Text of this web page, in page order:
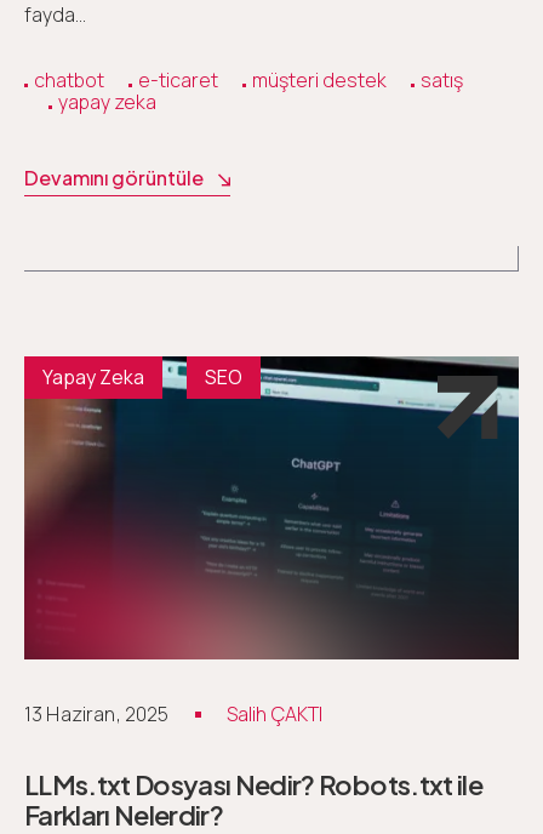
fayda…
chatbot e-ticaret müşteri destek
satış
yapay zeka
Devamını görüntüle
Yapay Zeka SEO
13 Haziran, 2025 Salih ÇAKTI
LLMs.txt Dosyası Nedir? Robots.txt ile
Farkları Nelerdir?